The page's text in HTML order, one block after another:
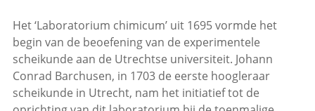
Het ‘Laboratorium chimicum’ uit 1695 vormde het
begin van de beoefening van de experimentele
scheikunde aan de Utrechtse universiteit. Johann
Conrad Barchusen, in 1703 de eerste hoogleraar
scheikunde in Utrecht, nam het initiatief tot de